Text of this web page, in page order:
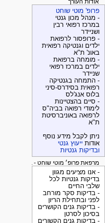
אודות העורך
פרופ' מוטי שוחט
- מנהל מכון גנטי
במרכז רפואי רבין
ושניידר
- פרופסור לרפואת
ילדים וגנטיקה רפואית
באונ' ת"א
- מומחה ברפואת
ילדים במרכז רפואי
שניידר
- התמחה בגנטיקה
רפואית בסידרס-סיני
בלוס אנג'לס
- סיים בהצטיינות
לימודי רפואה בביה"ס
לרפואה באוניברסיטת
ת"א
ניתן לקבל מידע נוסף
אודות ייעוץ גנטי
ובדיקות גנטיות
מרפאת פרופ׳ מוטי שוחט - בדיקות גנטיות
- אנו מציעים מגוון
בדיקות גנטיות לכל
שלבי החיים
- בדיקות סקר מורחב
לפני ובתחילת הריון
- בדיקות גנים הקושרים
בסיכון לסרטן
- בדיקות גנים הקשורים